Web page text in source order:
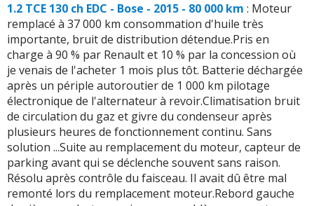
1.2 TCE 130 ch EDC - Bose - 2015 - 80 000 km : Moteur
remplacé à 37 000 km consommation d'huile très
importante, bruit de distribution détendue.Pris en
charge à 90 % par Renault et 10 % par la concession où
je venais de l'acheter 1 mois plus tôt. Batterie déchargée
après un périple autoroutier de 1 000 km pilotage
électronique de l'alternateur à revoir.Climatisation bruit
de circulation du gaz et givre du condenseur après
plusieurs heures de fonctionnement continu. Sans
solution ...Suite au remplacement du moteur, capteur de
parking avant qui se déclenche souvent sans raison.
Résolu après contrôle du faisceau. Il avait dû être mal
remonté lors du remplacement moteur.Rebord gauche